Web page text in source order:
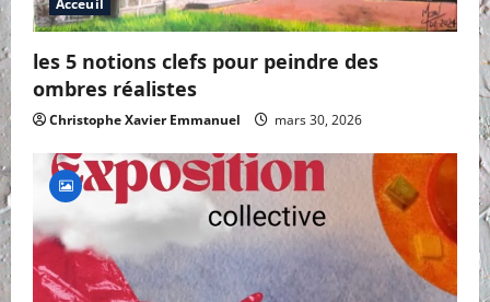
Acceuil
les 5 notions clefs pour peindre des
ombres réalistes
Christophe Xavier Emmanuel mars 30, 2026